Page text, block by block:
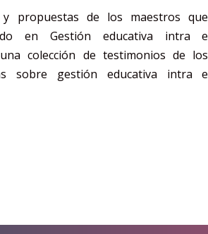
propuestas de los maestros que
en Gestión educativa intra e
colección de testimonios de los
sobre gestión educativa intra e